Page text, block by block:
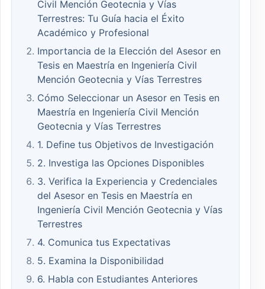
Civil Mención Geotecnia y Vías
Terrestres: Tu Guía hacia el Éxito
Académico y Profesional
Importancia de la Elección del Asesor en
Tesis en Maestría en Ingeniería Civil
Mención Geotecnia y Vías Terrestres
Cómo Seleccionar un Asesor en Tesis en
Maestría en Ingeniería Civil Mención
Geotecnia y Vías Terrestres
1. Define tus Objetivos de Investigación
2. Investiga las Opciones Disponibles
3. Verifica la Experiencia y Credenciales
del Asesor en Tesis en Maestría en
Ingeniería Civil Mención Geotecnia y Vías
Terrestres
4. Comunica tus Expectativas
5. Examina la Disponibilidad
6. Habla con Estudiantes Anteriores